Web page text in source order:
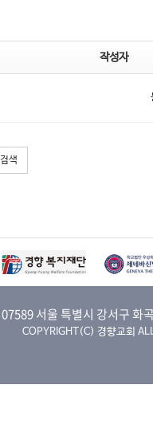
작성자
검색
07589 서울 특별시 강서구 화
COPYRIGHT(C) 경향교회